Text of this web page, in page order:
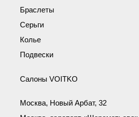
Браслеты
Серьги
Колье
Подвески
Салоны VOITKO
Москва, Новый Арбат, 32